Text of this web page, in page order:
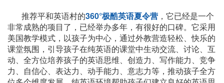
推荐平和英语村的360°极酷英语夏令营 ，它已经是一个
非常成熟的项目了，已经举办多年，有很好的口碑。它采用
美国教学模式，以孩子为中心，通过外教营造轻松、快乐的
课堂氛围，引导孩子在纯英语的课堂中生动交流、讨论、互
动、全方位培养孩子的英语思维、创造力、写作能力、竞争
力、自信心、表达力、动手能力、意志力等，推动孩子全方